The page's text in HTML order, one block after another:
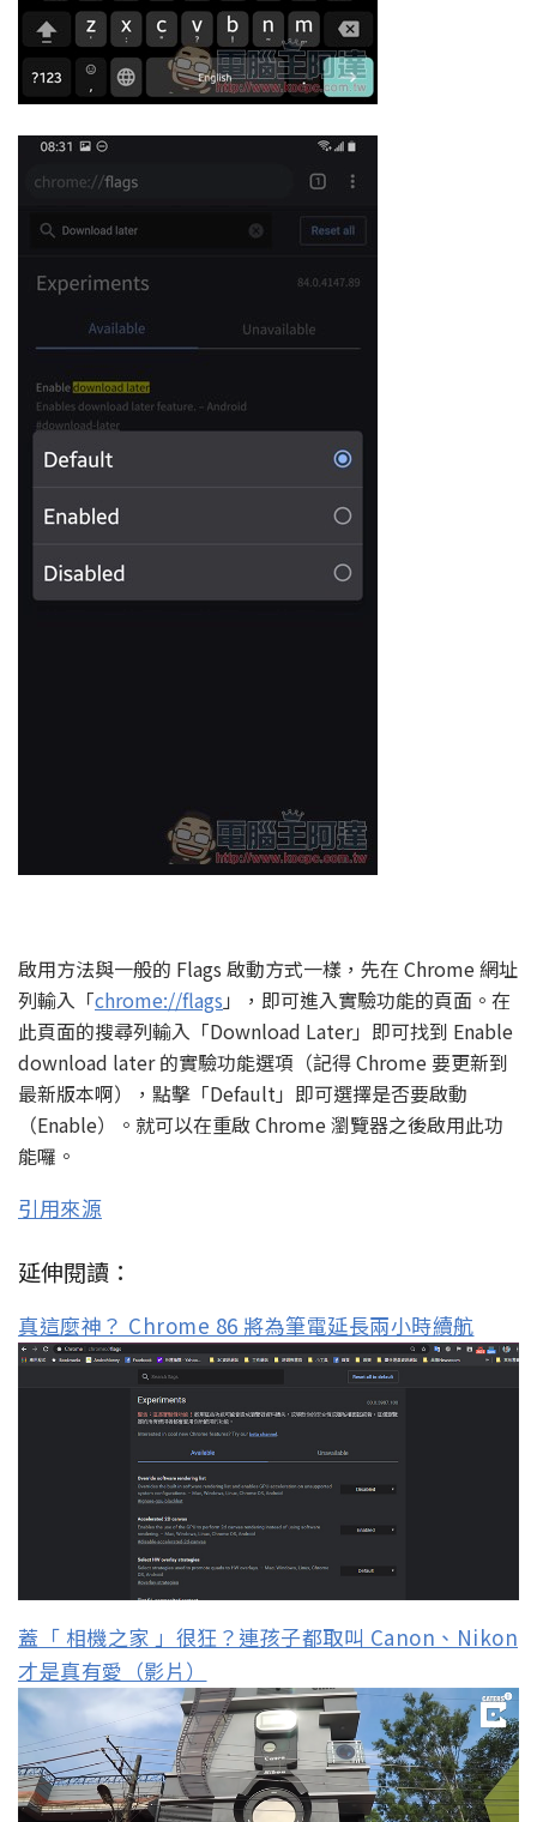
啟用方法與一般的 Flags 啟動方式一樣，先在 Chrome 網址
列輸入「chrome://flags 」，即可進入實驗功能的頁面。在
此頁面的搜尋列輸入「Download Later」即可找到 Enable
download later 的實驗功能選項（記得 Chrome 要更新到
最新版本啊），點擊「Default」即可選擇是否要啟動
（Enable）。就可以在重啟 Chrome 瀏覽器之後啟用此功
能囉。
引用來源
延伸閱讀：
真這麼神？ Chrome 86 將為筆電延長兩小時續航
蓋「 相機之家 」很狂？連孩子都取叫 Canon、Nikon
才是真有愛（影片）